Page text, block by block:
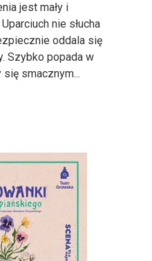
jest mały i
nie słucha
oddala się
Szybko popada w
smacznym...